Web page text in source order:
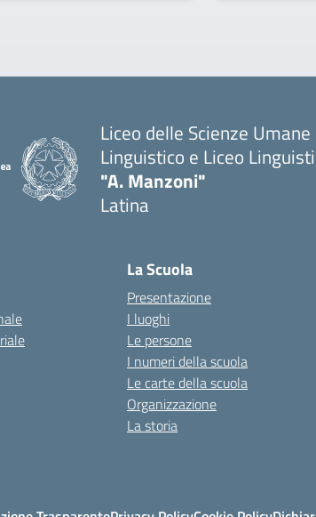
Liceo delle Scienze
Linguistico e Liceo
"A. Manzoni"
Latina
La Scuola
Presentazione
I luoghi
Le persone
I numeri della scuola
Le carte della scuola
Organizzazione
La storia